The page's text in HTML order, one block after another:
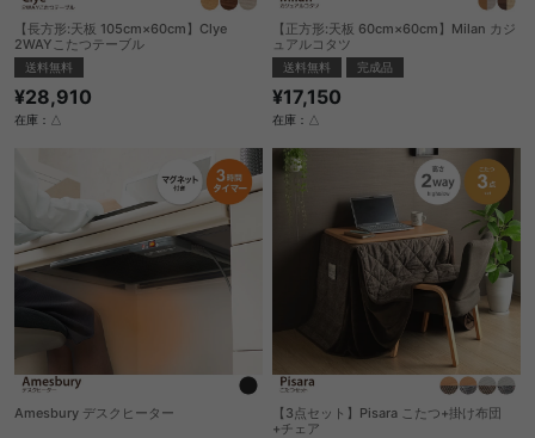
【長方形:天板 105cm×60cm】Clye
2WAYこたつテーブル
送料無料
¥28,910
在庫：△
【正方形:天板 60cm×60cm】Milan カジ
ュアルコタツ
送料無料 完成品
¥17,150
在庫：△
Amesbury デスクヒーター
【3点セット】Pisara こたつ+掛け布団
+チェア